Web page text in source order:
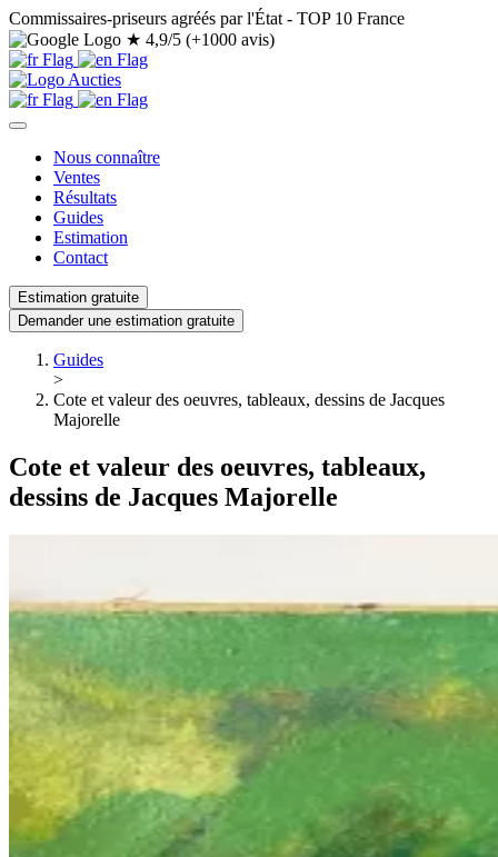
Commissaires-priseurs agréés par l'État - TOP 10 France
★ 4,9/5 (+1000 avis)
Nous connaître
Ventes
Résultats
Guides
Estimation
Contact
Estimation gratuite
Demander une estimation gratuite
Guides
>
Cote et valeur des oeuvres, tableaux, dessins de Jacques
Majorelle
Cote et valeur des oeuvres, tableaux,
dessins de Jacques Majorelle